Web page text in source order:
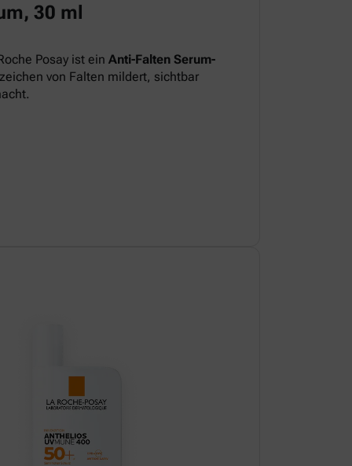
30 ml
Posay ist ein Anti-Falten Serum-
von Falten mildert, sichtbar